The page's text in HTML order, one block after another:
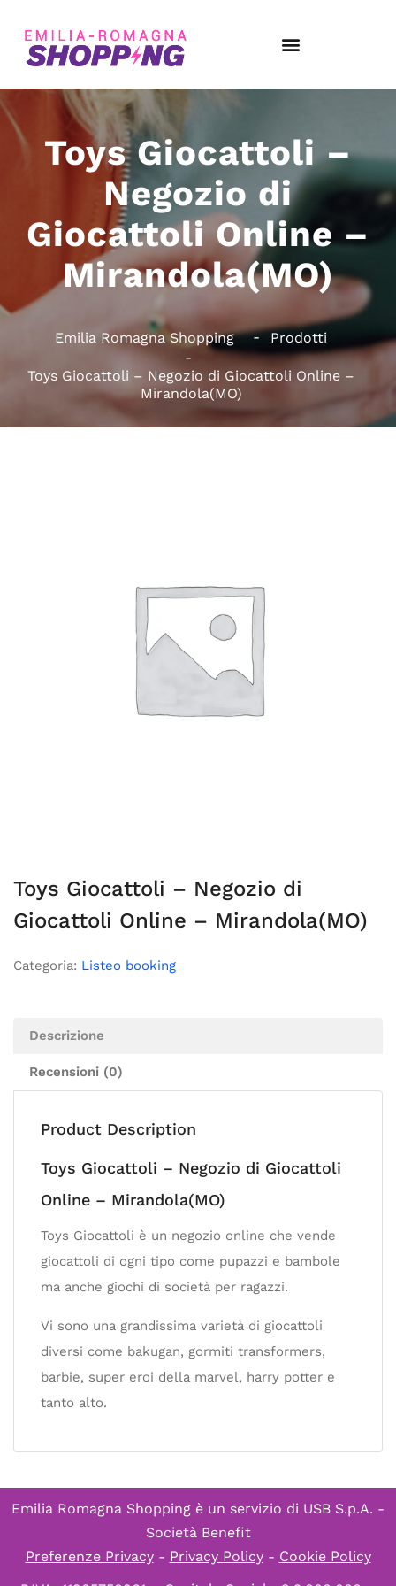
Toys Giocattoli –
Negozio di
Giocattoli Online –
Mirandola(MO)
Emilia Romagna Shopping Prodotti
Toys Giocattoli – Negozio di Giocattoli Online –
Mirandola(MO)
Toys Giocattoli – Negozio di
Giocattoli Online – Mirandola(MO)
Categoria: Listeo booking
Descrizione
Recensioni (0)
Product Description
Toys Giocattoli – Negozio di Giocattoli
Online – Mirandola(MO)
Toys Giocattoli è un negozio online che vende
giocattoli di ogni tipo come pupazzi e bambole
ma anche giochi di società per ragazzi.
Vi sono una grandissima varietà di giocattoli
diversi come bakugan, gormiti transformers,
barbie, super eroi della marvel, harry potter e
tanto alto.
Emilia Romagna Shopping è un servizio di USB S.p.A. -
Società Benefit
Preferenze Privacy- Privacy Policy- Cookie Policy